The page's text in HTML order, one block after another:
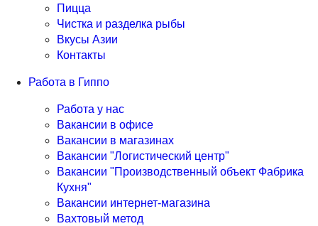
Пицца
Чистка и разделка рыбы
Вкусы Азии
Контакты
Работа в Гиппо
Работа у нас
Вакансии в офисе
Вакансии в магазинах
Вакансии "Логистический центр"
Вакансии "Производственный объект Фабрика
Кухня"
Вакансии интернет-магазина
Вахтовый метод